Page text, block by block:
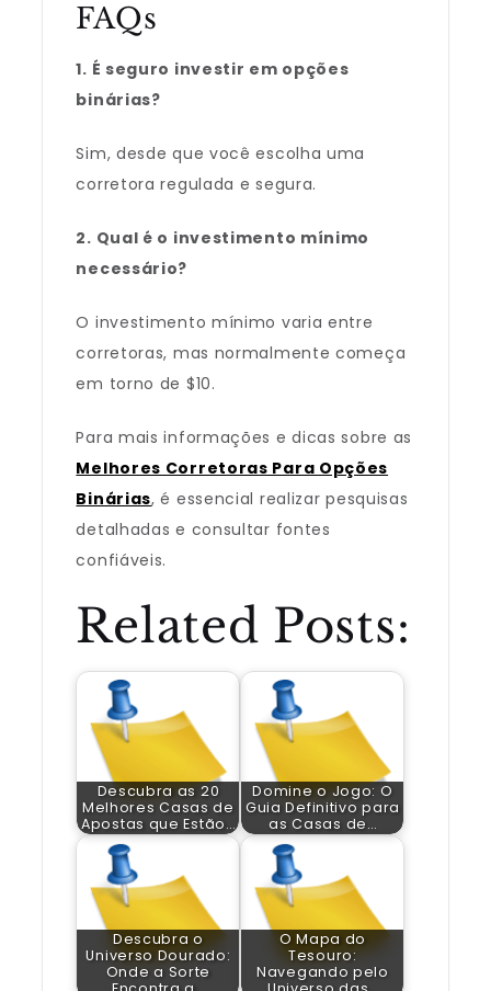
FAQs
1. É seguro investir em opções
binárias?
Sim, desde que você escolha uma
corretora regulada e segura.
2. Qual é o investimento mínimo
necessário?
O investimento mínimo varia entre
corretoras, mas normalmente começa
em torno de $10.
Para mais informações e dicas sobre as
Melhores Corretoras Para Opções
Binárias, é essencial realizar pesquisas
detalhadas e consultar fontes
confiáveis.
Related Posts:
Descubra as 20
Melhores Casas de
Apostas que Estão…
Domine o Jogo: O
Guia Definitivo para
as Casas de…
Descubra o
Universo Dourado:
Onde a Sorte
O Mapa do
Tesouro:
Navegando pelo